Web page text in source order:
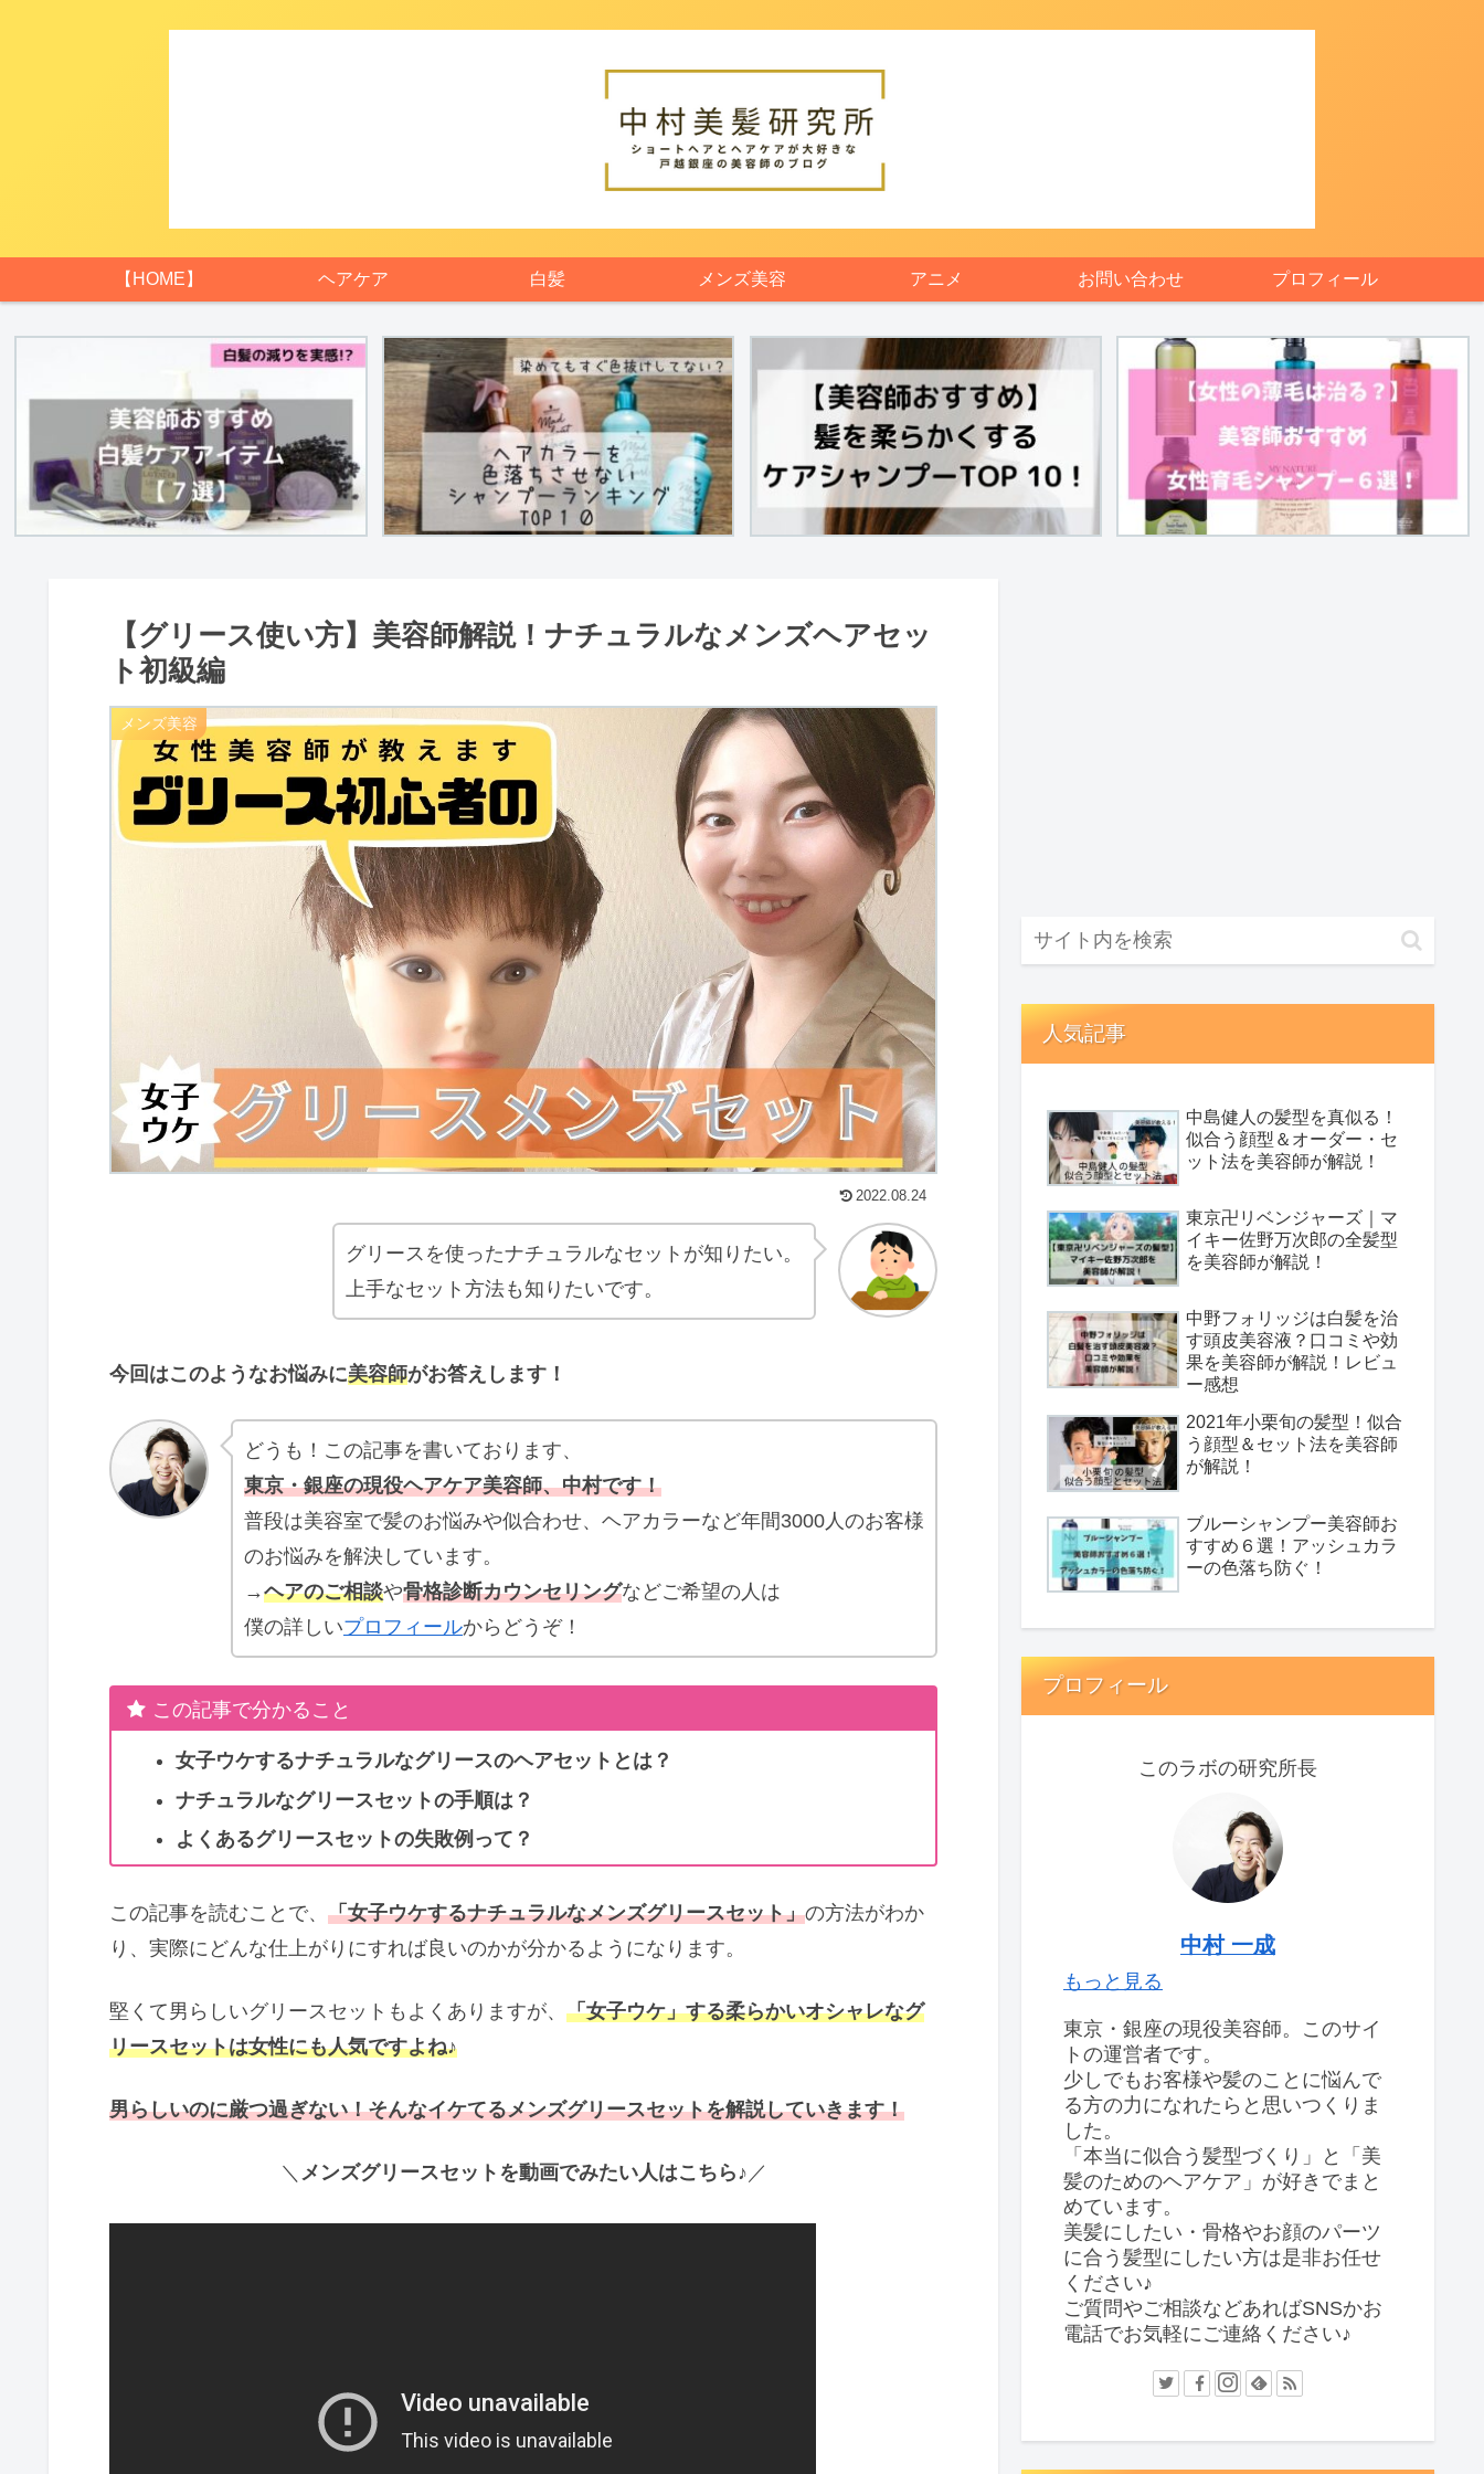
【HOME】 ヘアケア 白髪 メンズ美容 アニメ お問い合わせ プロフィール
【グリース使い方】美容師解説！ナチュラルなメンズヘアセッ
ト初級編
メンズ美容
2022.08.24
グリースを使ったナチュラルなセットが知りたい。
上手なセット方法も知りたいです。
今回はこのようなお悩みに美容師がお答えします！
どうも！この記事を書いております、
東京・銀座の現役ヘアケア美容師、中村です！
普段は美容室で髪のお悩みや似合わせ、ヘアカラーなど年間3000人のお客様
のお悩みを解決しています。
→ヘアのご相談や骨格診断カウンセリングなどご希望の人は
僕の詳しいプロフィールからどうぞ！
この記事で分かること
女子ウケするナチュラルなグリースのヘアセットとは？
ナチュラルなグリースセットの手順は？
よくあるグリースセットの失敗例って？
この記事を読むことで、 「女子ウケするナチュラルなメンズグリースセット」の方法がわか
り、実際にどんな仕上がりにすれば良いのかが分かるようになります。
堅くて男らしいグリースセットもよくありますが、 「女子ウケ」する柔らかいオシャレなグ
リースセットは女性にも人気ですよね♪
男らしいのに厳つ過ぎない！そんなイケてるメンズグリースセットを解説していきます！
＼ メンズグリースセットを動画でみたい人はこちら♪ ／
人気記事
中島健人の髪型を真似る！
似合う顔型＆オーダー・セ
ット法を美容師が解説！
東京卍リベンジャーズ｜マ
イキー佐野万次郎の全髪型
を美容師が解説！
中野フォリッジは白髪を治
す頭皮美容液？口コミや効
果を美容師が解説！レビュ
ー感想
2021年小栗旬の髪型！似合
う顔型＆セット法を美容師
が解説！
ブルーシャンプー美容師お
すすめ６選！アッシュカラ
ーの色落ち防ぐ！
プロフィール
このラボの研究所長
中村 一成
もっと見る
東京・銀座の現役美容師。このサイ
トの運営者です。
少しでもお客様や髪のことに悩んで
る方の力になれたらと思いつくりま
した。
「本当に似合う髪型づくり」と「美
髪のためのヘアケア」が好きでまと
めています。
美髪にしたい・骨格やお顔のパーツ
に合う髪型にしたい方は是非お任せ
ください♪
ご質問やご相談などあればSNSかお
電話でお気軽にご連絡ください♪